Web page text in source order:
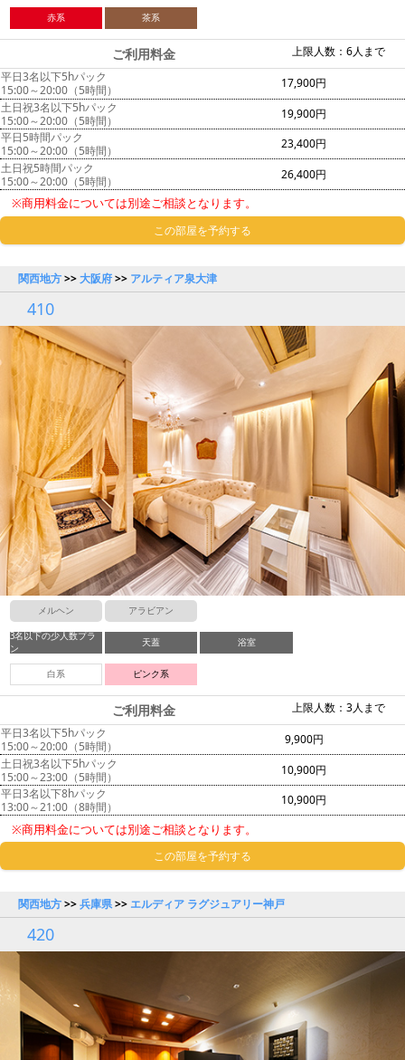
赤系 茶系
上限人数：6人まで
ご利用料金
平日3名以下5hパック
15:00～20:00（5時間）
17,900円
土日祝3名以下5hパック
15:00～20:00（5時間）
19,900円
平日5時間パック
15:00～20:00（5時間）
23,400円
土日祝5時間パック
15:00～20:00（5時間）
26,400円
※商用料金については別途ご相談となります。
この部屋を予約する
関西地方>>大阪府>> アルティア泉大津
410
メルヘン アラビアン
3名以下の少人数プラ
ン
天蓋 浴室
白系 ピンク系
上限人数：3人まで
ご利用料金
平日3名以下5hパック
15:00～20:00（5時間）
9,900円
土日祝3名以下5hパック
15:00～23:00（5時間）
10,900円
平日3名以下8hパック
13:00～21:00（8時間）
10,900円
※商用料金については別途ご相談となります。
この部屋を予約する
関西地方>>兵庫県>> エルディア ラグジュアリー神戸
420